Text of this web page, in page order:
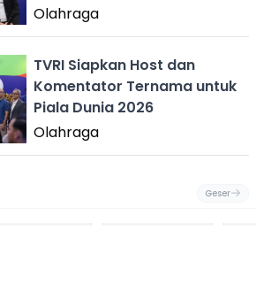
Olahraga
TVRI Siapkan Host dan
Komentator Ternama untuk
Piala Dunia 2026
Olahraga
Geser